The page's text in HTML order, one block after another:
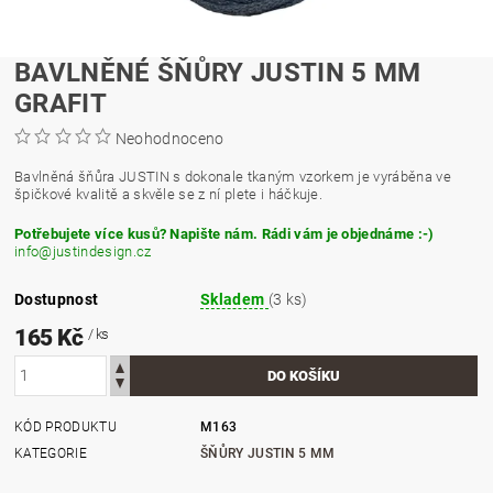
BAVLNĚNÉ ŠŇŮRY JUSTIN 5 MM
GRAFIT
Neohodnoceno
Bavlněná šňůra JUSTIN s dokonale tkaným vzorkem je vyráběna ve
špičkové kvalitě a skvěle se z ní plete i háčkuje.
Potřebujete více kusů? Napište nám. Rádi vám je objednáme :-)
info@justindesign.cz
Dostupnost Skladem (3 ks)
165 Kč / ks
KÓD PRODUKTU
M163
KATEGORIE
ŠŇŮRY JUSTIN 5 MM